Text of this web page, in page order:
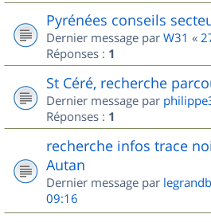
Pyrénées conseils
Dernier message par W31 «
Réponses : 1
St Céré, recherche
Dernier message par
Réponses : 1
recherche infos trace
Autan
Dernier message par
09:16